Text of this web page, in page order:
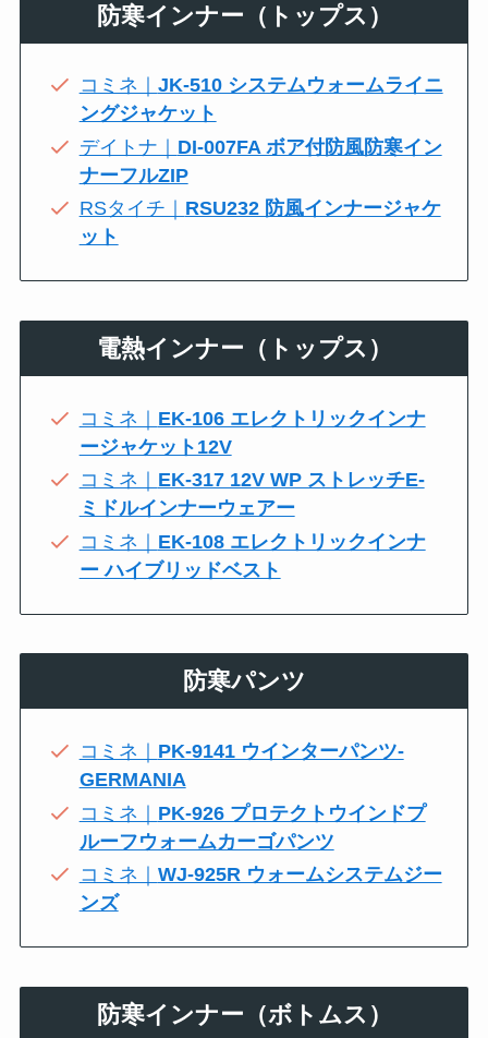
防寒インナー（トップス）
コミネ｜ JK-510 システムウォームライニ
ングジャケット
デイトナ｜ DI-007FA ボア付防風防寒イン
ナーフルZIP
RSタイチ｜ RSU232 防風インナージャケ
ット
電熱インナー（トップス）
コミネ｜ EK-106 エレクトリックインナ
ージャケット12V
コミネ｜ EK-317 12V WP ストレッチE-
ミドルインナーウェアー
コミネ｜ EK-108 エレクトリックインナ
ー ハイブリッドベスト
防寒パンツ
コミネ｜ PK-9141 ウインターパンツ-
GERMANIA
コミネ｜ PK-926 プロテクトウインドプ
ルーフウォームカーゴパンツ
コミネ｜ WJ-925R ウォームシステムジー
ンズ
防寒インナー（ボトムス）